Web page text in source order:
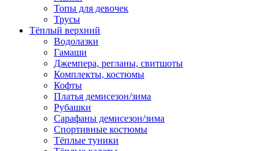
Топы для девочек
Трусы
Тёплый верхний
Водолазки
Гамаши
Джемпера, регланы, свитшоты
Комплекты, костюмы
Кофты
Платья демисезон/зима
Рубашки
Сарафаны демисезон/зима
Спортивные костюмы
Тёплые туники